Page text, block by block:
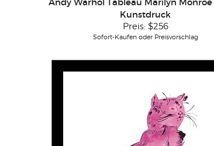
Kunstdruck
Preis: $256
Sofort-Kaufen oder Preisvorschlag